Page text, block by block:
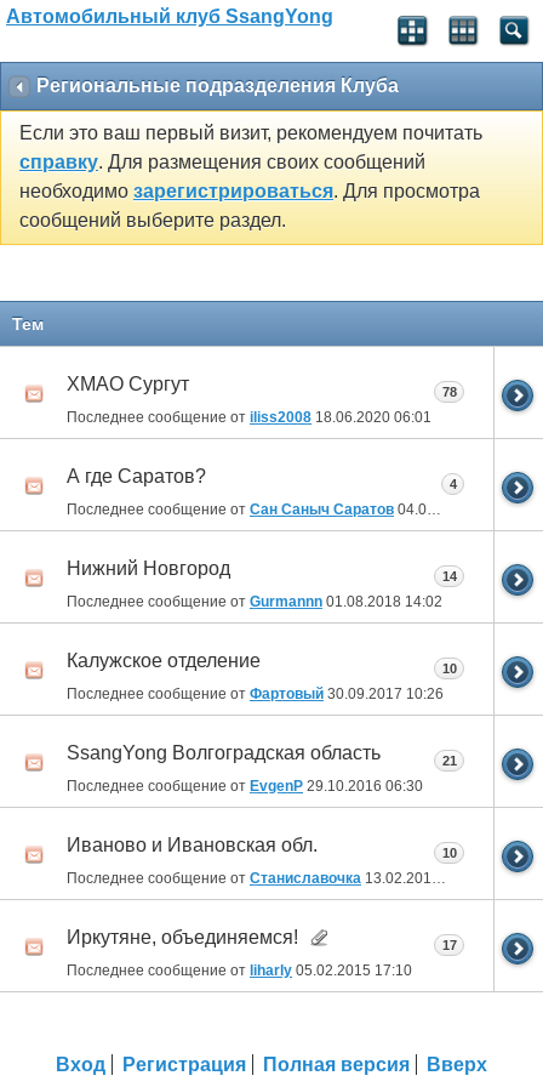
Автомобильный клуб SsangYong
Региональные подразделения Клуба
Если это ваш первый визит, рекомендуем почитать
справку. Для размещения своих сообщений
необходимо зарегистрироваться. Для просмотра
сообщений выберите раздел.
Тем
ХМАО Сургут
Последнее сообщение от iliss2008 18.06.2020 06:01
78
А где Саратов?
Последнее сообщение от Сан Саныч Саратов 04.04.2020 20:49
4
Нижний Новгород
Последнее сообщение от Gurmannn 01.08.2018 14:02
14
Калужское отделение
Последнее сообщение от Фартовый 30.09.2017 10:26
10
SsangYong Волгоградская область
Последнее сообщение от EvgenP 29.10.2016 06:30
21
Иваново и Ивановская обл.
Последнее сообщение от Станиславочка 13.02.2015
10
Иркутяне, объединяемся!
Последнее сообщение от liharly 05.02.2015 17:10
17
Вход Регистрация Полная версия Вверх